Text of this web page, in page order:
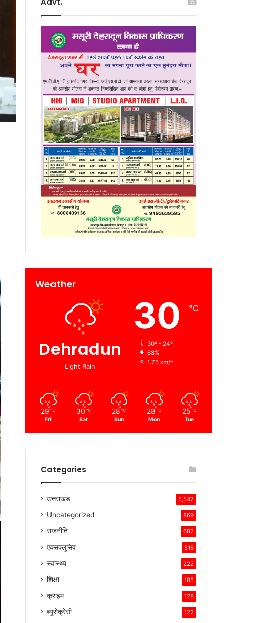
Weather
Dehradun
Light Rain
30 ℃
30º - 24º
68%
1.75 km/h
29 ℃
Fri
30 ℃
Sat
28 ℃
Sun
28 ℃
Mon
25 ℃
Tue
Categories
उत्तराखंड 5,547
Uncategorized 869
राजनीति 682
एक्सक्लुसिव 516
स्वास्थ्य 222
शिक्षा 185
क्राइम 128
ब्यूरोक्रेसी 122